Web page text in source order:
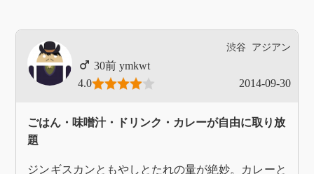
渋谷 アジアン
ymkwt
4.0
2014-09-30
ごはん・味噌汁・ドリンク・カレーが自由に取り放
題
ジンギスカンともやしとたれの量が絶妙。カレーと